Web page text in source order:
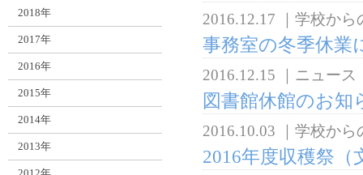
2016.12.17 学校から
事務室の冬季休業
2016.12.15 ニュース
図書館休館のお知
2016.10.03 学校から
2016年度収穫祭
2018年
2017年
2016年
2015年
2014年
2013年